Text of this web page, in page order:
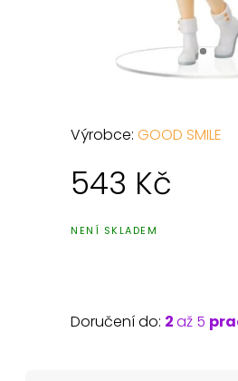
Výrobce:GOOD SMILE
543 Kč
NENÍ SKLADEM
Doručení do: 2až 5